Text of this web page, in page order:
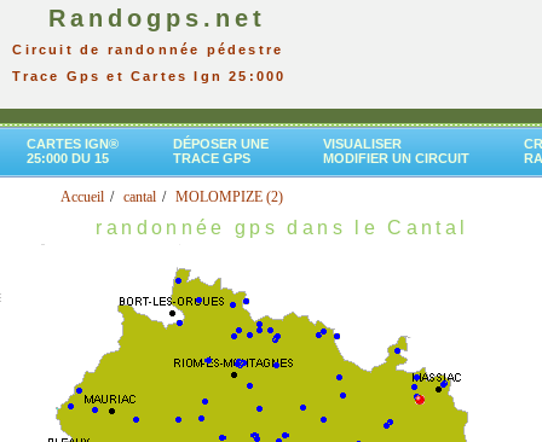
Randogps.net
Circuit de randonnée pédestre
Trace Gps et Cartes Ign 25:000
CARTES IGN®
25:000 DU 15
DÉPOSER UNE
TRACE GPS
VISUALISER
MODIFIER UN CIRCUIT
Accueil cantal MOLOMPIZE (2)
randonnée gps dans le Cantal